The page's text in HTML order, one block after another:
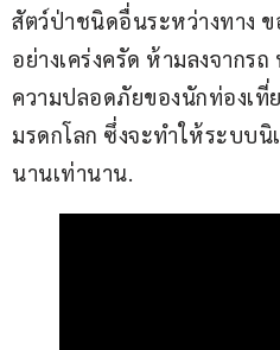
สัตว์ป่าชนิดอื่นระหว่างทาง
อย่างเคร่งครัด ห้ามลงจากร
ความปลอดภัยของนักท่องเที่
มรดกโลก ซึ่งจะทำให้ระบบ
นานเท่านาน.